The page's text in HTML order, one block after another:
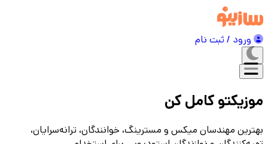
ورود / ثبت نام
موزیکتو کامل کن
بهترین مهندسان میکس و مسترینگ، خوانندگان، ترانه‌سرایان،